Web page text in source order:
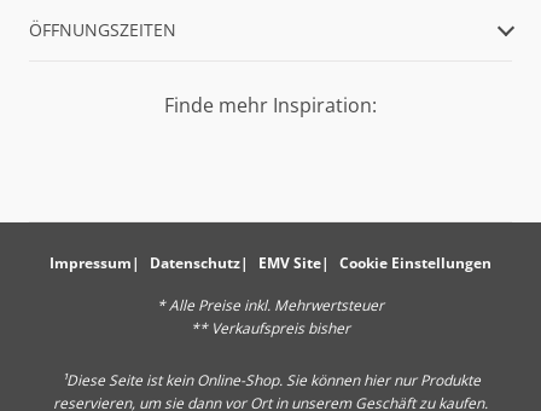
ÖFFNUNGSZEITEN
Finde mehr Inspiration:
Impressum Datenschutz EMV Site Cookie Einstellungen
* Alle Preise inkl. Mehrwertsteuer
** Verkaufspreis bisher
¹Diese Seite ist kein Online-Shop. Sie können hier nur Produkte
reservieren, um sie dann vor Ort in unserem Geschäft zu kaufen.